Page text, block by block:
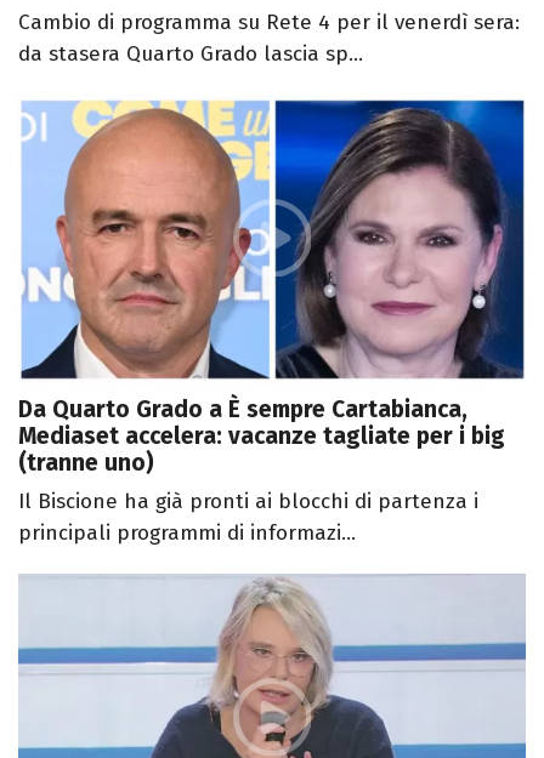
Cambio di programma su Rete 4 per il venerdì sera:
da stasera Quarto Grado lascia sp...
Da Quarto Grado a È sempre Cartabianca,
Mediaset accelera: vacanze tagliate per i big
(tranne uno)
Il Biscione ha già pronti ai blocchi di partenza i
principali programmi di informazi...